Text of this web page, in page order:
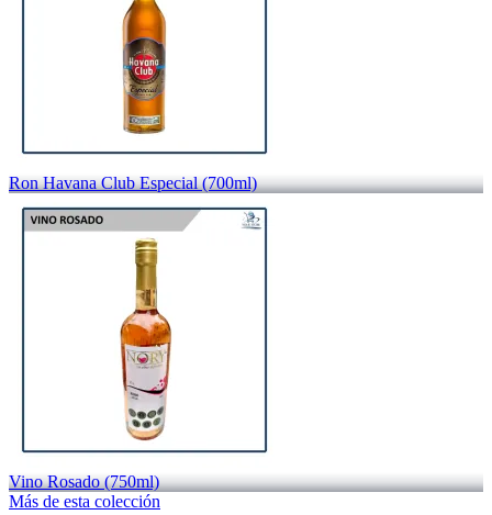
Ron Havana Club Especial (700ml)
Vino Rosado (750ml)
Más de esta colección